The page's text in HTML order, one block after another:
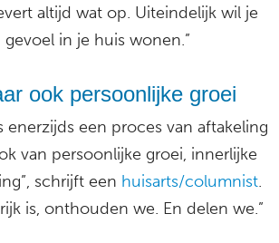
altijd wat op. Uiteindelijk wil je
in je huis wonen.”
ook persoonlijke groei
enerzijds een proces van aftakeling
van persoonlijke groei, innerlijke
schrijft een huisarts/columnist.
is, onthouden we. En delen we.”